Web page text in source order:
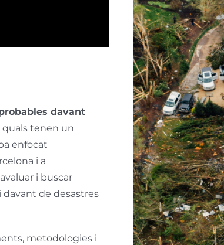
davant
quals tenen un
enfocat
i a
i buscar
de desastres
metodologies i